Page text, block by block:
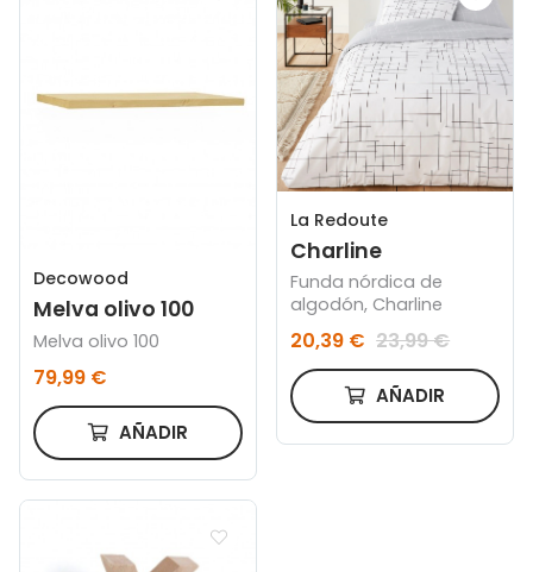
Decowood
Melva olivo 100
Melva olivo 100
79,99 €
AÑADIR
La Redoute
Charline
Funda nórdica de
algodón, Charline
20,39 € 23,99 €
AÑADIR